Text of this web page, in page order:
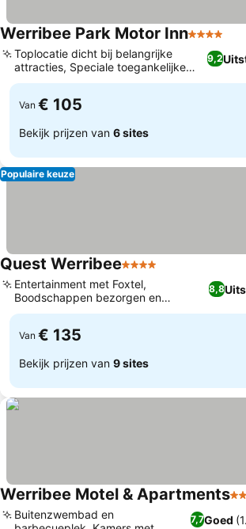
Werribee Park Motor Inn4 Sterren
9,2
Toplocatie dicht bij belangrijke
attracties, Speciale toegankelijke
kamer
Van € 105
Bekijk prijzen van 6 sites
Populaire keuze
Quest Werribee4 Sterren
8,8
Entertainment met Foxtel,
Boodschappen bezorgen en
gedeelde keuken
Van € 135
Bekijk prijzen van 9 sites
Werribee Motel & Apartments4
7,7Goed
Buitenzwembad en